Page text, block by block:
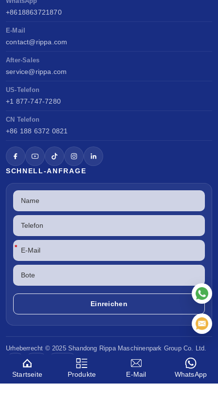
+8618863721870
E-Mail
contact@rippa.com
After-Sales
service@rippa.com
US-Telefon
+1 877-747-7280
CN Telefon
+86 188 6372 0821
SCHNELL-ANFRAGE
*
Urheberrecht © 2025 Shandong Rippa Maschinenpark Group Co. Ltd.
EPA
Startseite Produkte E-Mail WhatsApp